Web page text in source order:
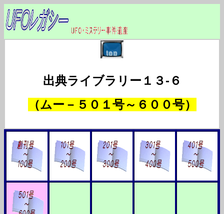
出典ライブラリー１３-６
（ムー－５０１号～６００号）